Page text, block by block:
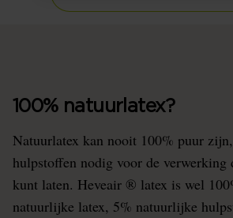
100% natuurlatex?
Natuurlatex kan nooit 100% puur
hulpstoffen nodig voor de verwerking
kunt laten. Heveair ® latex is wel
natuurlijke latex, 5% natuurlijke